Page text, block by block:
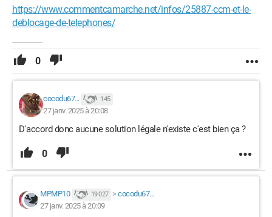
https://www.commentcamarche.net/infos/25887-ccm-et-le-
deblocage-de-telephones/
0
cocodu67... 145
27 janv. 2025 à 20:08
D'accord donc aucune solution légale n'existe c'est bien ça ?
0
MPMP10 19 027 > cocodu67...
27 janv. 2025 à 20:09